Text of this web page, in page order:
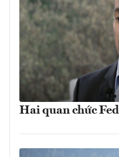
Hai quan chức